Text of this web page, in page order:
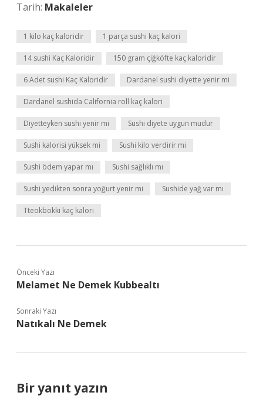
Tarih: Makaleler
1 kilo kaç kaloridir 1 parça sushi kaç kalori
14 sushi Kaç Kaloridir 150 gram çiğköfte kaç kaloridir
6 Adet sushi Kaç Kaloridir Dardanel sushi diyette yenir mi
Dardanel sushida California roll kaç kalori
Diyetteyken sushi yenir mi Sushi diyete uygun mudur
Sushi kalorisi yüksek mi Sushi kilo verdirir mi
Sushi ödem yapar mı Sushi sağlıklı mı
Sushi yedikten sonra yoğurt yenir mi Sushide yağ var mı
Tteokbokki kaç kalori
Önceki Yazı
Melamet Ne Demek Kubbealtı
Sonraki Yazı
Natıkalı Ne Demek
Bir yanıt yazın